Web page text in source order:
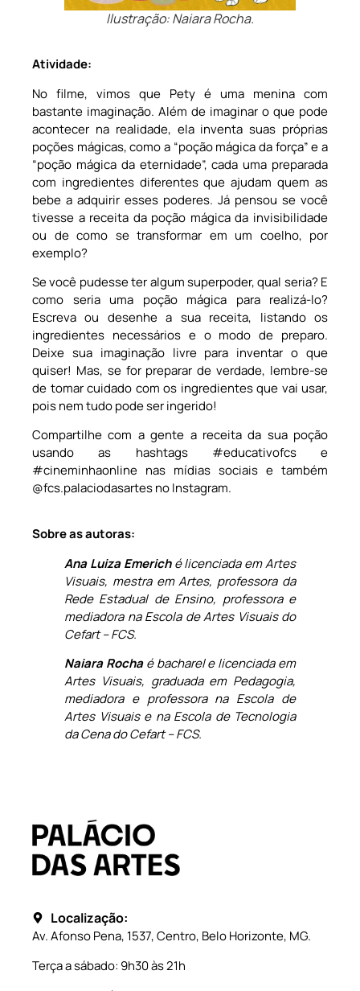
Ilustração: Naiara Rocha.
Atividade:
No filme, vimos que Pety é uma menina com
bastante imaginação. Além de imaginar o que pode
acontecer na realidade, ela inventa suas próprias
poções mágicas, como a “poção mágica da força” e a
“poção mágica da eternidade”, cada uma preparada
com ingredientes diferentes que ajudam quem as
bebe a adquirir esses poderes. Já pensou se você
tivesse a receita da poção mágica da invisibilidade
ou de como se transformar em um coelho, por
exemplo?
Se você pudesse ter algum superpoder, qual seria? E
como seria uma poção mágica para realizá-lo?
Escreva ou desenhe a sua receita, listando os
ingredientes necessários e o modo de preparo.
Deixe sua imaginação livre para inventar o que
quiser! Mas, se for preparar de verdade, lembre-se
de tomar cuidado com os ingredientes que vai usar,
pois nem tudo pode ser ingerido!
Compartilhe com a gente a receita da sua poção
usando as hashtags #educativofcs e
#cineminhaonline nas mídias sociais e também
@fcs.palaciodasartes no Instagram.
Sobre as autoras:
Ana Luiza Emeriché licenciada em Artes
Visuais, mestra em Artes, professora da
Rede Estadual de Ensino, professora e
mediadora na Escola de Artes Visuais do
Cefart – FCS.
Naiara Rochaé bacharel e licenciada em
Artes Visuais, graduada em Pedagogia,
mediadora e professora na Escola de
Artes Visuais e na Escola de Tecnologia
da Cena do Cefart – FCS.
Localização:
Av. Afonso Pena, 1537, Centro, Belo Horizonte, MG.
Terça a sábado: 9h30 às 21h